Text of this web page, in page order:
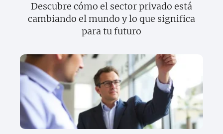
Descubre cómo el sector privado está
cambiando el mundo y lo que significa
para tu futuro